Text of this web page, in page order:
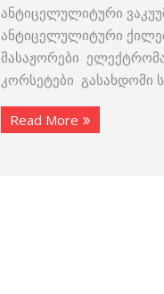
ანტიცელულიტური
ანტიცელულიტური
მასაჟორები
კორსეტები გასახდომი
Read More